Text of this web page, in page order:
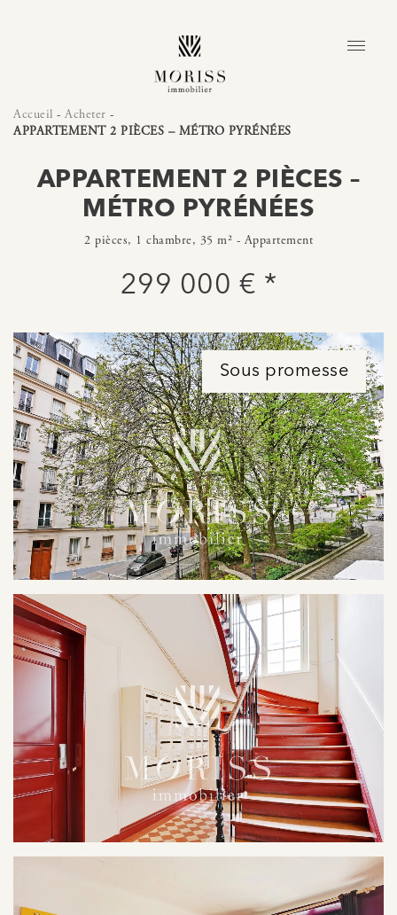
Accueil - Acheter -
APPARTEMENT 2 PIÈCES – MÉTRO PYRÉNÉES
APPARTEMENT 2 PIÈCES –
MÉTRO PYRÉNÉES
2 pièces, 1 chambre, 35 m² - Appartement
299 000 € *
Sous promesse